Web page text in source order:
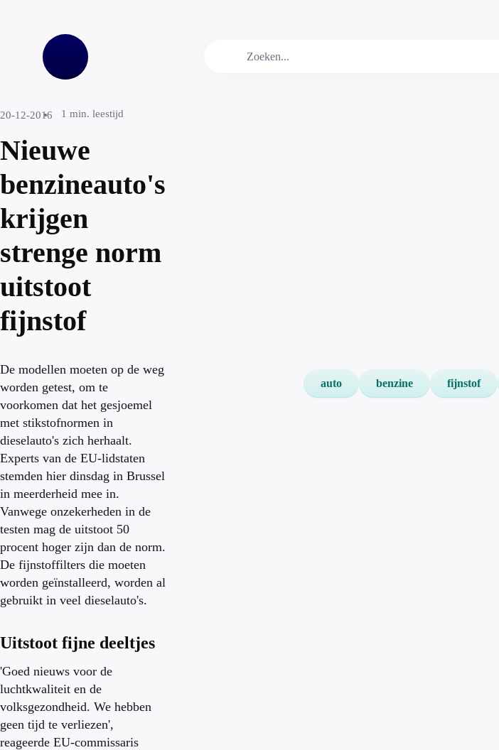
20-12-2016 1 min. leestijd
Nieuwe
benzineauto's
krijgen
strenge norm
uitstoot
fijnstof
De modellen moeten op de weg
worden getest, om te
voorkomen dat het gesjoemel
met stikstofnormen in
dieselauto's zich herhaalt.
Experts van de EU-lidstaten
stemden hier dinsdag in Brussel
in meerderheid mee in.
Vanwege onzekerheden in de
testen mag de uitstoot 50
procent hoger zijn dan de norm.
De fijnstoffilters die moeten
worden geïnstalleerd, worden al
gebruikt in veel dieselauto's.
Uitstoot fijne deeltjes
'Goed nieuws voor de
luchtkwaliteit en de
volksgezondheid. We hebben
geen tijd te verliezen',
reageerde EU-commissaris
auto benzine fijnstof